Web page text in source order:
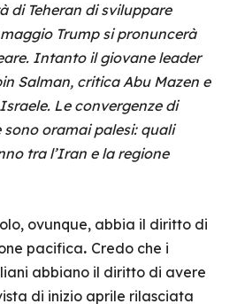
di Teheran di sviluppare
Trump si pronuncerà
Intanto il giovane leader
Salman, critica Abu Mazen e
Le convergenze di
sono oramai palesi: quali
tra l’Iran e la regione
ovunque, abbia il diritto di
pacifica. Credo che i
abbiano il diritto di avere
di inizio aprile rilasciata